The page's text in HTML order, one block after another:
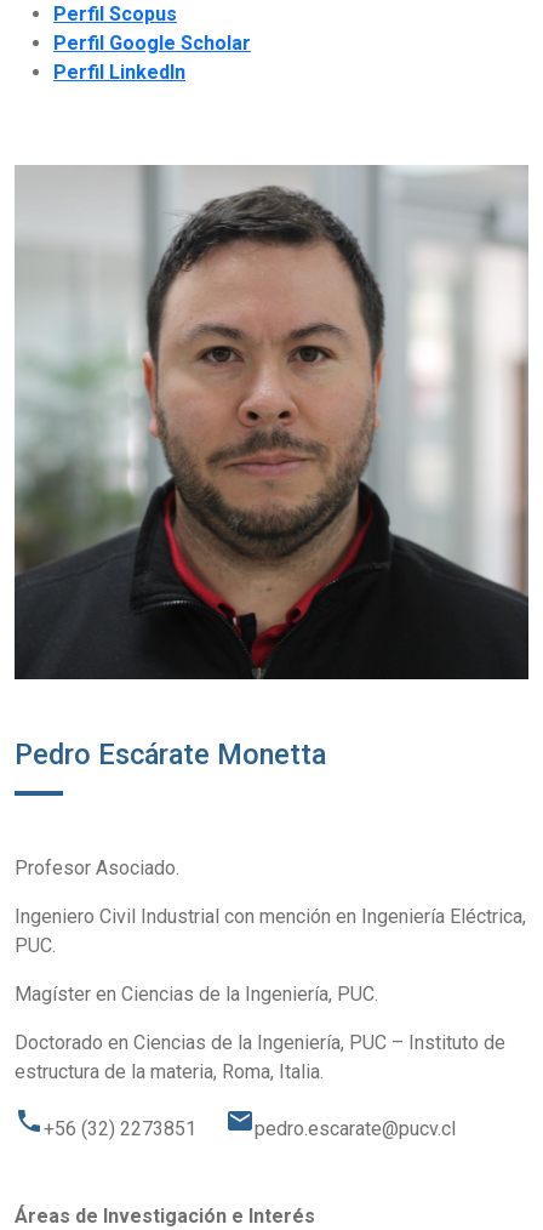
Perfil Scopus
Perfil Google Scholar
Perfil LinkedIn
Pedro Escárate Monetta
Profesor Asociado.
Ingeniero Civil Industrial con mención en Ingeniería Eléctrica,
PUC.
Magíster en Ciencias de la Ingeniería, PUC.
Doctorado en Ciencias de la Ingeniería, PUC – Instituto de
estructura de la materia, Roma, Italia.
phone+56 (32) 2273851 emailpedro.escarate@pucv.cl
Áreas de Investigación e Interés